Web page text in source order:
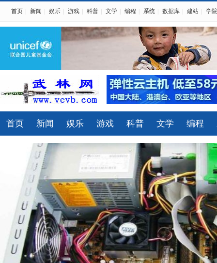
首页 新闻 娱乐 游戏 科普 文学 编程 系统 数据库 建站 学院
首页 新闻 娱乐 游戏 科普 文学 编程